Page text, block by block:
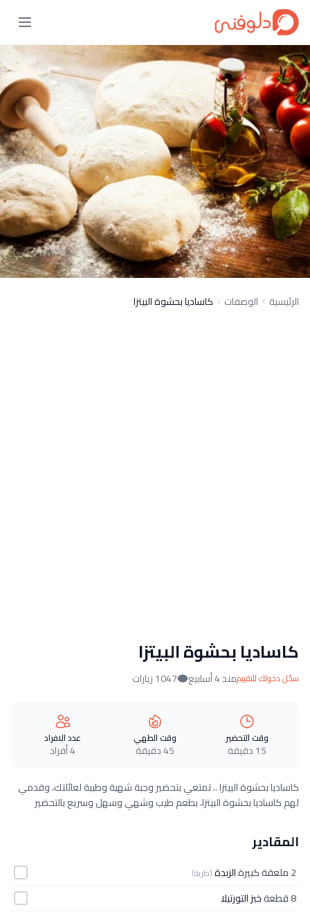
الرئيسية الوصفات كاساديا بحشوة البيتزا
كاساديا بحشوة البيتزا
سجّل دخولك للتقييممنذ 4 أسابيع 1047 زيارات
وقت التحضير
15 دقيقة
وقت الطهي
45 دقيقة
عدد الافراد
4 أفراد
كاساديا بحشوة البيتزا .. تمتعي بتحضير وجبة شهية وطيبة لعائلتك، وقدمي
لهم كاساديا بحشوة البيتزا، بطعم طيب وشهي وسهل وسريع بالتحضير
المقادير
2 ملعقة كبيرة الزبدة(طرية)
8 قطعة
خبز التورتيلا